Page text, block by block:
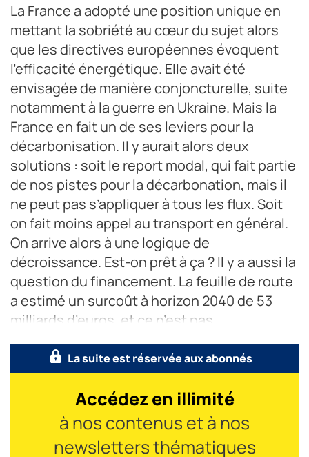
La France a adopté une position unique en
mettant la sobriété au cœur du sujet alors
que les directives européennes évoquent
l’efficacité énergétique. Elle avait été
envisagée de manière conjoncturelle, suite
notamment à la guerre en Ukraine. Mais la
France en fait un de ses leviers pour la
décarbonisation. Il y aurait alors deux
solutions : soit le report modal, qui fait partie
de nos pistes pour la décarbonation, mais il
ne peut pas s’appliquer à tous les flux. Soit
on fait moins appel au transport en général.
On arrive alors à une logique de
décroissance. Est-on prêt à ça ? Il y a aussi la
question du financement. La feuille de route
a estimé un surcoût à horizon 2040 de 53
milliards d’euros, et ce n’est pas
La suite est réservée aux abonnés
Accédez en illimité
à nos contenus et à nos
newsletters thématiques